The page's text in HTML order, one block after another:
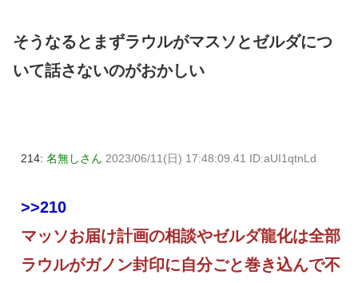
そうなるとまずラウルがマスソとゼルダにつ
いて話さないのがおかしい
214: 名無しさん 2023/06/11(日) 17:48:09.41 ID:aUI1qtnLd
>>210
マッソお届け計画の相談やゼルダ龍化は全部
ラウルがガノン封印に自分ごと巻き込んで不